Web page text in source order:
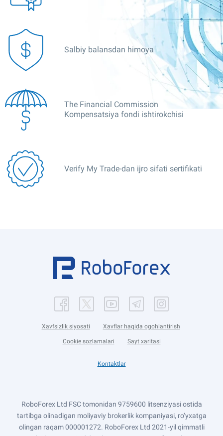
Salbiy balansdan himoya
The Financial Commission
Kompensatsiya fondi ishtirokchisi
Verify My Trade-dan ijro sifati sertifikati
Xavfsizlik siyosati Xavflar haqida ogohlantirish
Cookie sozlamalari Sayt xaritasi
Kontaktlar
RoboForex Ltd FSC tomonidan 9759600 litsenziyasi ostida
tartibga olinadigan moliyaviy brokerlik kompaniyasi, ro‘yxatga
olingan raqam 000001272. RoboForex Ltd 2021-yil qimmatli